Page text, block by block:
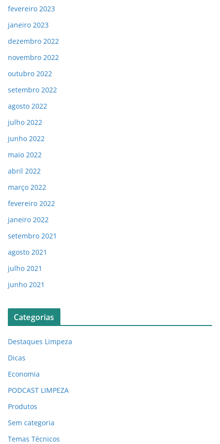
fevereiro 2023
janeiro 2023
dezembro 2022
novembro 2022
outubro 2022
setembro 2022
agosto 2022
julho 2022
junho 2022
maio 2022
abril 2022
março 2022
fevereiro 2022
janeiro 2022
setembro 2021
agosto 2021
julho 2021
junho 2021
Categorias
Destaques Limpeza
Dicas
Economia
PODCAST LIMPEZA
Produtos
Sem categoria
Temas Técnicos